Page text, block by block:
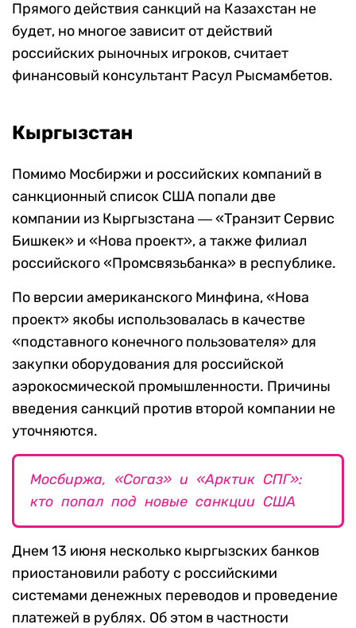
Прямого действия санкций на Казахстан не
будет, но многое зависит от действий
российских рыночных игроков, считает
финансовый консультант Расул Рысмамбетов.
Кыргызстан
Помимо Мосбиржи и российских компаний в
санкционный список США попали две
компании из Кыргызстана ― «Транзит Сервис
Бишкек» и «Нова проект», а также филиал
российского «Промсвязьбанка» в республике.
По версии американского Минфина, «Нова
проект» якобы использовалась в качестве
«подставного конечного пользователя» для
закупки оборудования для российской
аэрокосмической промышленности. Причины
введения санкций против второй компании не
уточняются.
Мосбиржа, «Согаз» и «Арктик СПГ»:
кто попал под новые санкции США
Днем 13 июня несколько кыргызских банков
приостановили работу с российскими
системами денежных переводов и проведение
платежей в рублях. Об этом в частности